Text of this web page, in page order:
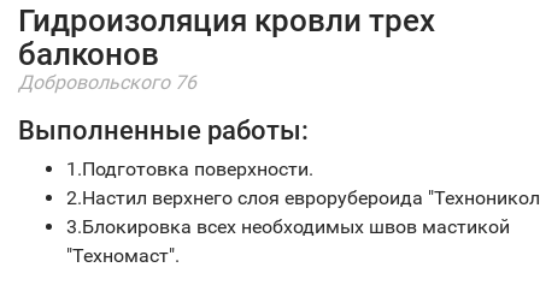
Гидроизоляция кровли трех
балконов
Добровольского 76
Выполненные работы:
1.Подготовка поверхности.
2.Настил верхнего слоя еврорубероида
3.Блокировка всех необходимых швов мастикой
"Техномаст".